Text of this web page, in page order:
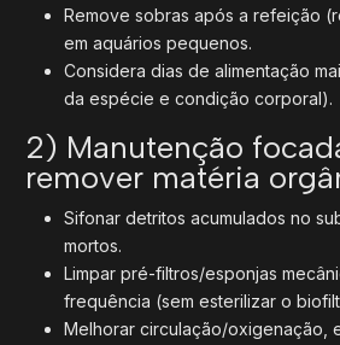
Remove sobras após a refeição
em aquários pequenos.
Considera dias de alimentação
da espécie e condição corporal).
2) Manutenção
remover matéria
Sifonar detritos acumulados no
mortos.
Limpar pré-filtros/esponjas
frequência (sem esterilizar o
Melhorar circulação/oxigenação,